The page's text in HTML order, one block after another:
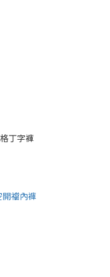
丁字褲